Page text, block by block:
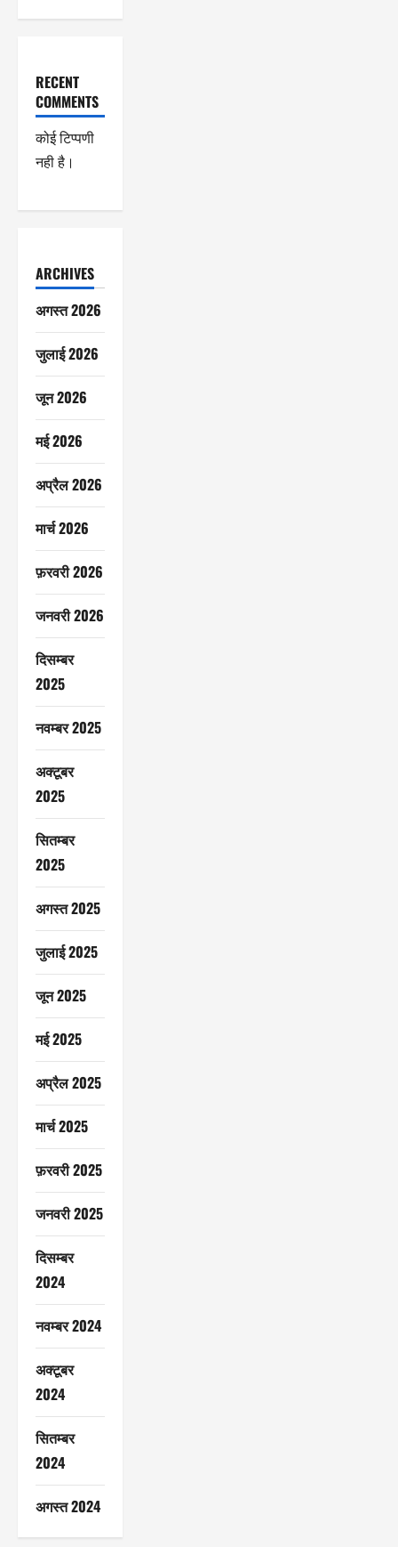
RECENT
COMMENTS
कोई टिप्पणी
नही है।
ARCHIVES
अगस्त 2026
जुलाई 2026
जून 2026
मई 2026
अप्रैल 2026
मार्च 2026
फ़रवरी 2026
जनवरी 2026
दिसम्बर
2025
नवम्बर 2025
अक्टूबर
2025
सितम्बर
2025
अगस्त 2025
जुलाई 2025
जून 2025
मई 2025
अप्रैल 2025
मार्च 2025
फ़रवरी 2025
जनवरी 2025
दिसम्बर
2024
नवम्बर 2024
अक्टूबर
2024
सितम्बर
2024
अगस्त 2024